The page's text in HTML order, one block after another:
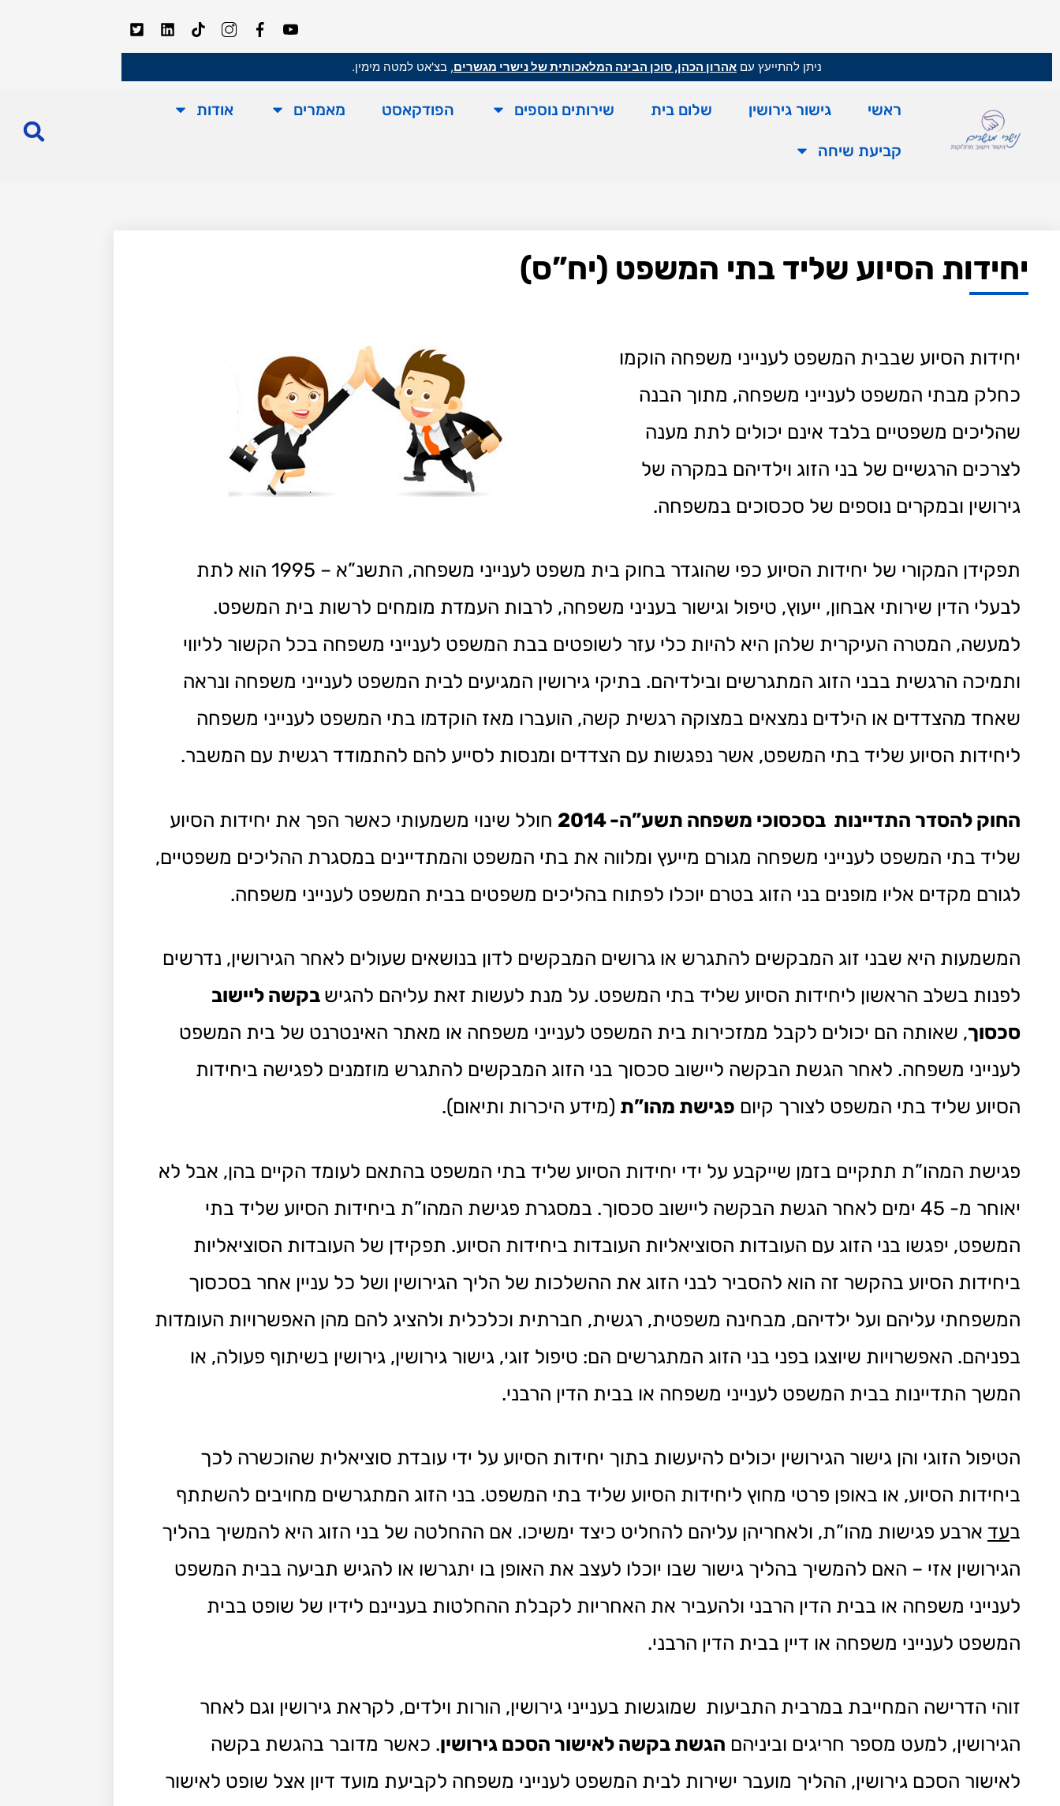
ניתן להתייעץ עם אהרון הכהן, סוכן הבינה המלאכותית של נישרי מגשרים, בצ'אט למטה מימין.
ראשי גישור גירושין שלום בית שירותים נוספים הפודקאסט מאמרים אודות
קביעת שיחה
יחידות הסיוע שליד בתי המשפט (יח”ס)
יחידות הסיוע שבבית המשפט לענייני משפחה הוקמו
כחלק מבתי המשפט לענייני משפחה, מתוך הבנה
שהליכים משפטיים בלבד אינם יכולים לתת מענה
לצרכים הרגשיים של בני הזוג וילדיהם במקרה של
גירושין ובמקרים נוספים של סכסוכים במשפחה.
תפקידן המקורי של יחידות הסיוע כפי שהוגדר בחוק בית משפט לענייני משפחה, התשנ”א – 1995 הוא לתת
לבעלי הדין שירותי אבחון, ייעוץ, טיפול וגישור בעניני משפחה, לרבות העמדת מומחים לרשות בית המשפט.
למעשה, המטרה העיקרית שלהן היא להיות כלי עזר לשופטים בבת המשפט לענייני משפחה בכל הקשור לליווי
ותמיכה הרגשית בבני הזוג המתגרשים ובילדיהם. בתיקי גירושין המגיעים לבית המשפט לענייני משפחה ונראה
שאחד מהצדדים או הילדים נמצאים במצוקה רגשית קשה, הועברו מאז הוקדמו בתי המשפט לענייני משפחה
ליחידות הסיוע שליד בתי המשפט, אשר נפגשות עם הצדדים ומנסות לסייע להם להתמודד רגשית עם המשבר.
החוק להסדר התדיינות בסכסוכי משפחה תשע”ה- 2014
חולל שינוי משמעותי כאשר הפך את יחידות הסיוע
שליד בתי המשפט לענייני משפחה מגורם מייעץ ומלווה את בתי המשפט והמתדיינים במסגרת ההליכים משפטיים,
לגורם מקדים אליו מופנים בני הזוג בטרם יוכלו לפתוח בהליכים משפטים בבית המשפט לענייני משפחה.
המשמעות היא שבני זוג המבקשים להתגרש או גרושים המבקשים לדון בנושאים שעולים לאחר הגירושין, נדרשים
לפנות בשלב הראשון ליחידות הסיוע שליד בתי המשפט. על מנת לעשות זאת עליהם להגיש בקשה ליישוב
סכסוך, שאותה הם יכולים לקבל ממזכירות בית המשפט לענייני משפחה או מאתר האינטרנט של בית המשפט
לענייני משפחה. לאחר הגשת הבקשה ליישוב סכסוך בני הזוג המבקשים להתגרש מוזמנים לפגישה ביחידות
הסיוע שליד בתי המשפט לצורך קיום פגישת מהו”ת (מידע היכרות ותיאום).
פגישת המהו”ת תתקיים בזמן שייקבע על ידי יחידות הסיוע שליד בתי המשפט בהתאם לעומד הקיים בהן, אבל לא
יאוחר מ- 45 ימים לאחר הגשת הבקשה ליישוב סכסוך. במסגרת פגישת המהו”ת ביחידות הסיוע שליד בתי
המשפט, יפגשו בני הזוג עם העובדות הסוציאליות העובדות ביחידות הסיוע. תפקידן של העובדות הסוציאליות
ביחידות הסיוע בהקשר זה הוא להסביר לבני הזוג את ההשלכות של הליך הגירושין ושל כל עניין אחר בסכסוך
המשפחתי עליהם ועל ילדיהם, מבחינה משפטית, רגשית, חברתית וכלכלית ולהציג להם מהן האפשרויות העומדות
בפניהם. האפשרויות שיוצגו בפני בני הזוג המתגרשים הם: טיפול זוגי, גישור גירושין, גירושין בשיתוף פעולה, או
המשך התדיינות בבית המשפט לענייני משפחה או בבית הדין הרבני.
הטיפול הזוגי והן גישור הגירושין יכולים להיעשות בתוך יחידות הסיוע על ידי עובדת סוציאלית שהוכשרה לכך
ביחידות הסיוע, או באופן פרטי מחוץ ליחידות הסיוע שליד בתי המשפט. בני הזוג המתגרשים מחויבים להשתתף
בעד ארבע פגישות מהו”ת, ולאחריהן עליהם להחליט כיצד ימשיכו. אם ההחלטה של בני הזוג היא להמשיך בהליך
הגירושין אזי – האם להמשיך בהליך גישור שבו יוכלו לעצב את האופן בו יתגרשו או להגיש תביעה בבית המשפט
לענייני משפחה או בבית הדין הרבני ולהעביר את האחריות לקבלת ההחלטות בעניינם לידיו של שופט בבית
המשפט לענייני משפחה או דיין בבית הדין הרבני.
זוהי הדרישה המחייבת במרבית התביעות שמוגשות בענייני גירושין, הורות וילדים, לקראת גירושין וגם לאחר
הגירושין, למעט מספר חריגים וביניהם הגשת בקשה לאישור הסכם גירושין. כאשר מדובר בהגשת בקשה
לאישור הסכם גירושין, ההליך מועבר ישירות לבית המשפט לענייני משפחה לקביעת מועד דיון אצל שופט לאישור